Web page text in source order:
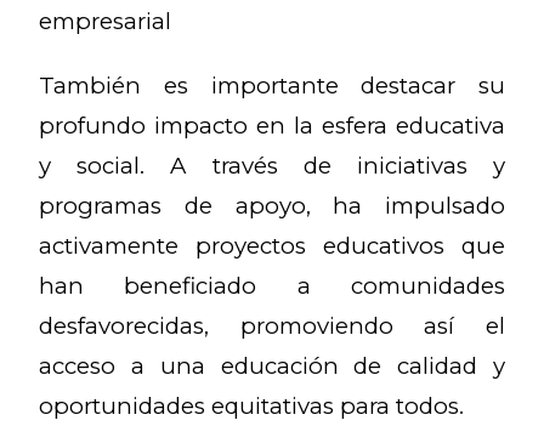
empresarial
También es importante destacar su
profundo impacto en la esfera educativa
y social. A través de iniciativas y
programas de apoyo, ha impulsado
activamente proyectos educativos que
han beneficiado a comunidades
desfavorecidas, promoviendo así el
acceso a una educación de calidad y
oportunidades equitativas para todos.